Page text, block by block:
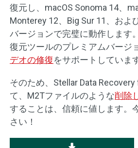
復元し、macOS Sonoma 14、
Monterey 12、Big Sur 11、およ
バージョンで完璧に動作します
復元ツールのプレミアムバージ
デオの修復をサポートしていま
そのため、Stellar Data
て、M2Tファイルのような削除
することは、信頼に値します。
さい！